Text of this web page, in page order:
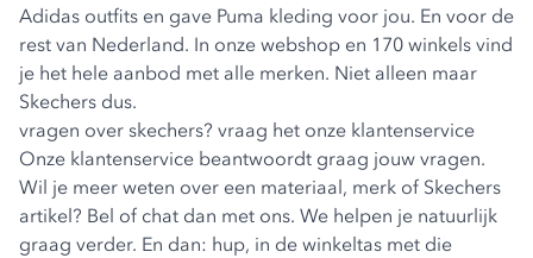
Adidas outfits en gave Puma kleding voor jou. En voor de
rest van Nederland. In onze webshop en 170 winkels vind
je het hele aanbod met alle merken. Niet alleen maar
Skechers dus.
vragen over skechers? vraag het onze klantenservice
Onze klantenservice beantwoordt graag jouw vragen.
Wil je meer weten over een materiaal, merk of Skechers
artikel? Bel of chat dan met ons. We helpen je natuurlijk
graag verder. En dan: hup, in de winkeltas met die